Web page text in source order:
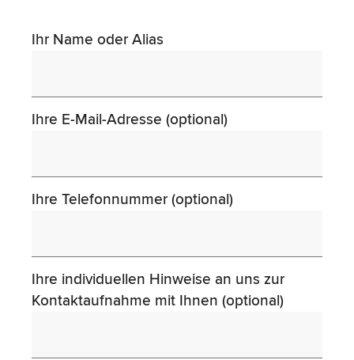
Ihr Name oder Alias
Ihre E-Mail-Adresse (optional)
Ihre Telefonnummer (optional)
Ihre individuellen Hinweise an uns zur
Kontaktaufnahme mit Ihnen (optional)